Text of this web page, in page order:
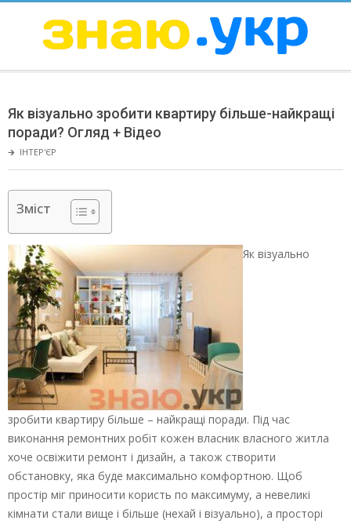
ЗНАЮ
Menu
Як візуально зробити квартиру більше-найкращі
поради? Огляд + Відео
🡲 ІНТЕР'ЄР
Зміст
Як візуально
зробити квартиру більше – найкращі поради. Під час
виконання ремонтних робіт кожен власник власного житла
хоче освіжити ремонт і дизайн, а також створити
обстановку, яка буде максимально комфортною. Щоб
простір міг приносити користь по максимуму, а невеликі
кімнати стали вище і більше (нехай і візуально), а просторі